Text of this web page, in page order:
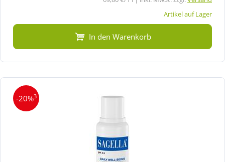
Artikel auf Lager
In den Warenkorb
-20%3